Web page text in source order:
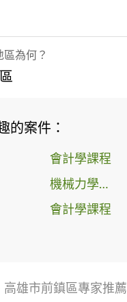
為何？
的案件：
會計學課程
機械力學家教
會計學課程
高雄市前鎮區專家推薦